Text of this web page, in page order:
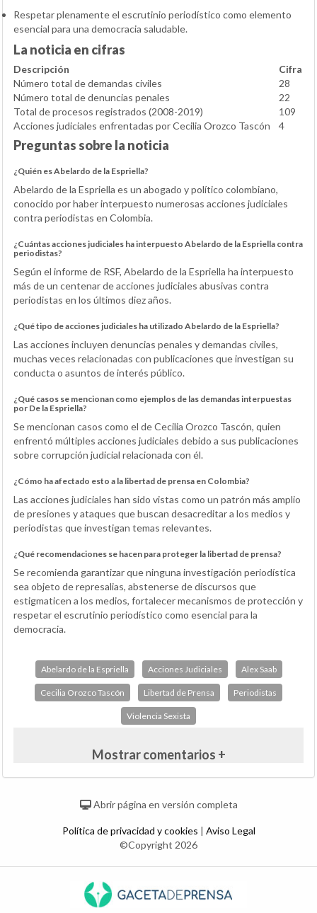
Respetar plenamente el escrutinio periodístico como elemento
esencial para una democracia saludable.
La noticia en cifras
Descripción
Cifra
Número total de demandas civiles
28
Número total de denuncias penales
22
Total de procesos registrados (2008-2019)
109
Acciones judiciales enfrentadas por Cecilia Orozco Tascón
4
Preguntas sobre la noticia
¿Quién es Abelardo de la Espriella?
Abelardo de la Espriella es un abogado y político colombiano,
conocido por haber interpuesto numerosas acciones judiciales
contra periodistas en Colombia.
¿Cuántas acciones judiciales ha interpuesto Abelardo de la Espriella contra
periodistas?
Según el informe de RSF, Abelardo de la Espriella ha interpuesto
más de un centenar de acciones judiciales abusivas contra
periodistas en los últimos diez años.
¿Qué tipo de acciones judiciales ha utilizado Abelardo de la Espriella?
Las acciones incluyen denuncias penales y demandas civiles,
muchas veces relacionadas con publicaciones que investigan su
conducta o asuntos de interés público.
¿Qué casos se mencionan como ejemplos de las demandas interpuestas
por De la Espriella?
Se mencionan casos como el de Cecilia Orozco Tascón, quien
enfrentó múltiples acciones judiciales debido a sus publicaciones
sobre corrupción judicial relacionada con él.
¿Cómo ha afectado esto a la libertad de prensa en Colombia?
Las acciones judiciales han sido vistas como un patrón más amplio
de presiones y ataques que buscan desacreditar a los medios y
periodistas que investigan temas relevantes.
¿Qué recomendaciones se hacen para proteger la libertad de prensa?
Se recomienda garantizar que ninguna investigación periodística
sea objeto de represalias, abstenerse de discursos que
estigmaticen a los medios, fortalecer mecanismos de protección y
respetar el escrutinio periodístico como esencial para la
democracia.
Abelardo de la Espriella Acciones Judiciales Alex Saab
Cecilia Orozco Tascón Libertad de Prensa Periodistas
Violencia Sexista
Mostrar comentarios +
Abrir página en versión completa
Política de privacidad y cookies | Aviso Legal
©Copyright 2026